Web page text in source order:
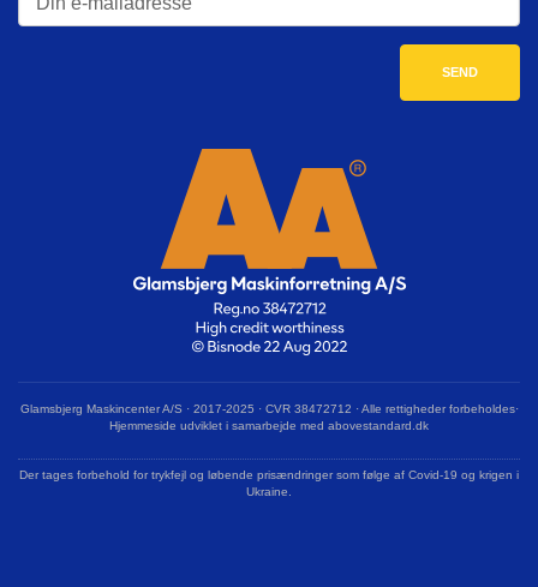
Glamsbjerg Maskincenter A/S · 2017-2025 · CVR 38472712 · Alle rettigheder forbeholdes·
Hjemmeside udviklet i samarbejde med abovestandard.dk
Der tages forbehold for trykfejl og løbende prisændringer som følge af Covid-19 og krigen i
Ukraine.